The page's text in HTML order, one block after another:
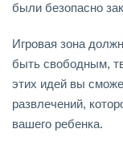
были безопасно
Игровая зона
быть свободным,
этих идей вы
развлечений,
вашего ребенка.